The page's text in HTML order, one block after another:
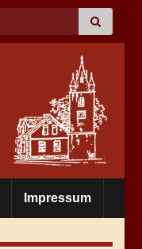
Impressum